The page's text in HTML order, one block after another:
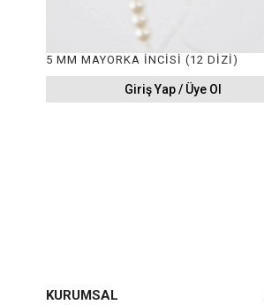
5 MM MAYORKA İNCİSİ (12 DİZİ)
Giriş Yap / Üye Ol
KURUMSAL